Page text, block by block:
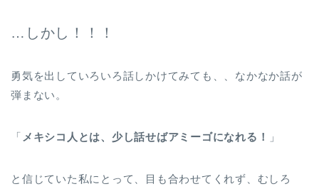
…しかし！！！
勇気を出していろいろ話しかけてみても、、なかなか話が
弾まない。
「 メキシコ人とは、少し話せばアミーゴになれる！ 」
と信じていた私にとって、目も合わせてくれず、むしろ